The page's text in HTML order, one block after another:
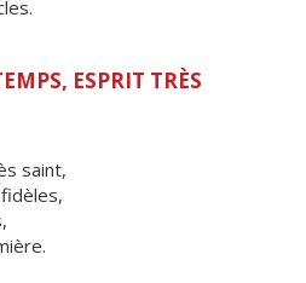
ESPRIT TRÈS
saint,